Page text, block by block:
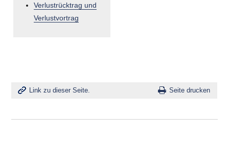
Verlustrücktrag und
Verlustvortrag
Link zu dieser Seite. Seite drucken